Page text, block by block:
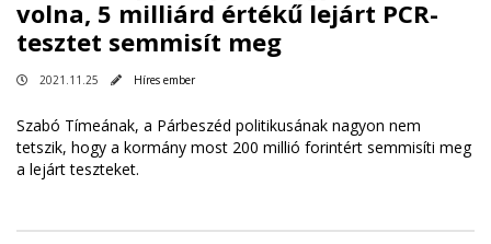
volna, 5 milliárd értékű lejárt PCR-
tesztet semmisít meg
2021.11.25 Híres ember
Szabó Tímeának, a Párbeszéd politikusának nagyon nem
tetszik, hogy a kormány most 200 millió forintért semmisíti meg
a lejárt teszteket.